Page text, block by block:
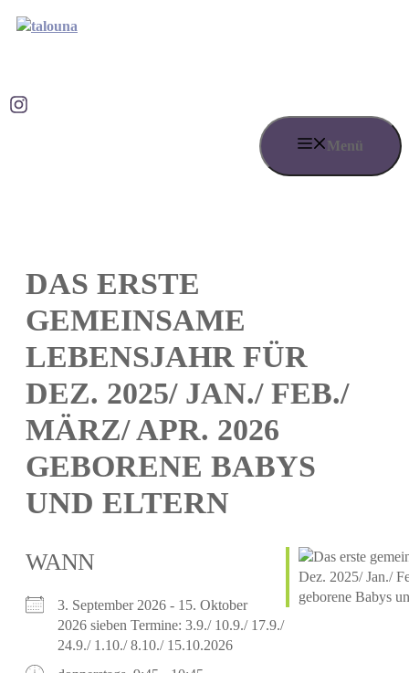
Zum
Inhalt
Talouna bei Instagram
Menü
DAS ERSTE
GEMEINSAME
LEBENSJAHR FÜR
DEZ. 2025/ JAN./ FEB./
MÄRZ/ APR. 2026
GEBORENE BABYS
UND ELTERN
WANN
3. September 2026 - 15. Oktober
2026 sieben Termine: 3.9./ 10.9./ 17.9./
24.9./ 1.10./ 8.10./ 15.10.2026